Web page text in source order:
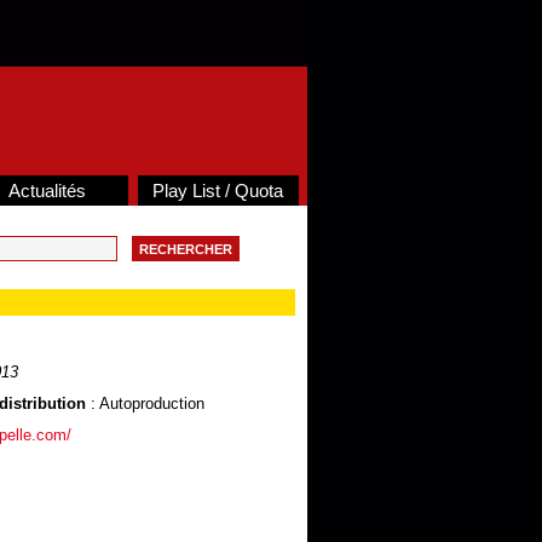
Actualités Play List / Quota
: Autoproduction